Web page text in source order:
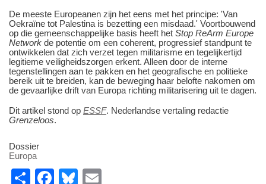
De meeste Europeanen zijn het eens met het principe: 'Van
Oekraïne tot Palestina is bezetting een misdaad.' Voortbouwend
op die gemeenschappelijke basis heeft het Stop ReArm Europe
Network de potentie om een coherent, progressief standpunt te
ontwikkelen dat zich verzet tegen militarisme en tegelijkertijd
legitieme veiligheidszorgen erkent. Alleen door de interne
tegenstellingen aan te pakken en het geografische en politieke
bereik uit te breiden, kan de beweging haar belofte nakomen om
de gevaarlijke drift van Europa richting militarisering uit te dagen.
Dit artikel stond op ESSF. Nederlandse vertaling redactie
Grenzeloos.
Dossier
Europa
S
F
Bl